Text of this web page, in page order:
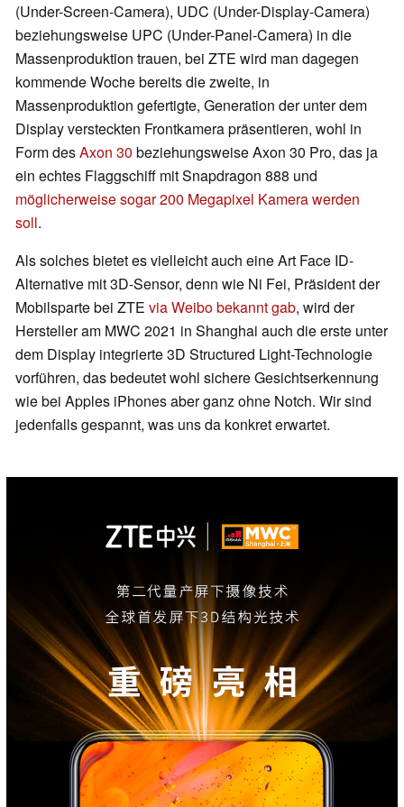
(Under-Screen-Camera), UDC (Under-Display-Camera)
beziehungsweise UPC (Under-Panel-Camera) in die
Massenproduktion trauen, bei ZTE wird man dagegen
kommende Woche bereits die zweite, in
Massenproduktion gefertigte, Generation der unter dem
Display versteckten Frontkamera präsentieren, wohl in
Form desAxon 30 beziehungsweise Axon 30 Pro, das ja
ein echtes Flaggschiff mit Snapdragon 888 und
möglicherweise sogar 200 Megapixel Kamera werden
soll.
Als solches bietet es vielleicht auch eine Art Face ID-
Alternative mit 3D-Sensor, denn wie Ni Fei, Präsident der
Mobilsparte bei ZTE via Weibo bekannt gab, wird der
Hersteller am MWC 2021 in Shanghai auch die erste unter
dem Display integrierte 3D Structured Light-Technologie
vorführen, das bedeutet wohl sichere Gesichtserkennung
wie bei Apples iPhones aber ganz ohne Notch. Wir sind
jedenfalls gespannt, was uns da konkret erwartet.